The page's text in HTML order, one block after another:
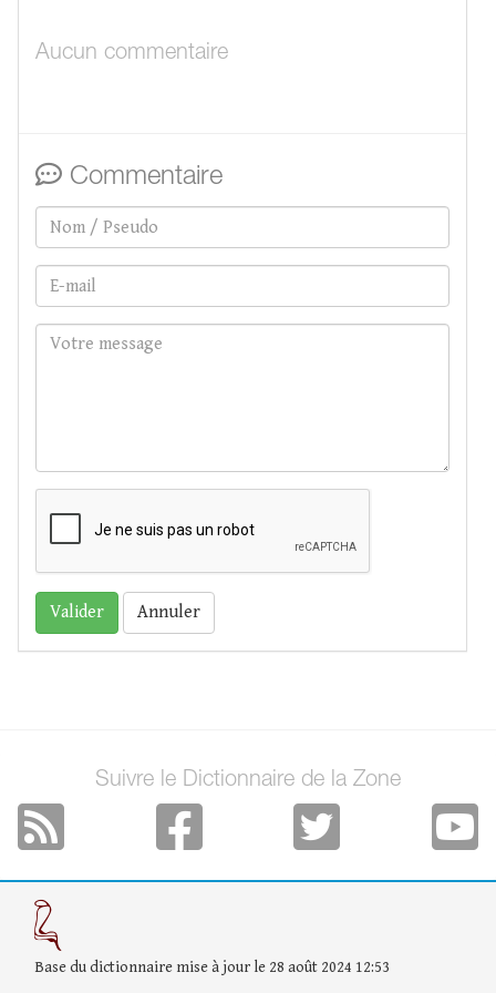
Aucun commentaire
Commentaire
Annuler
Suivre le Dictionnaire de la Zone
Base du dictionnaire mise à jour le 28 août 2024 12:53